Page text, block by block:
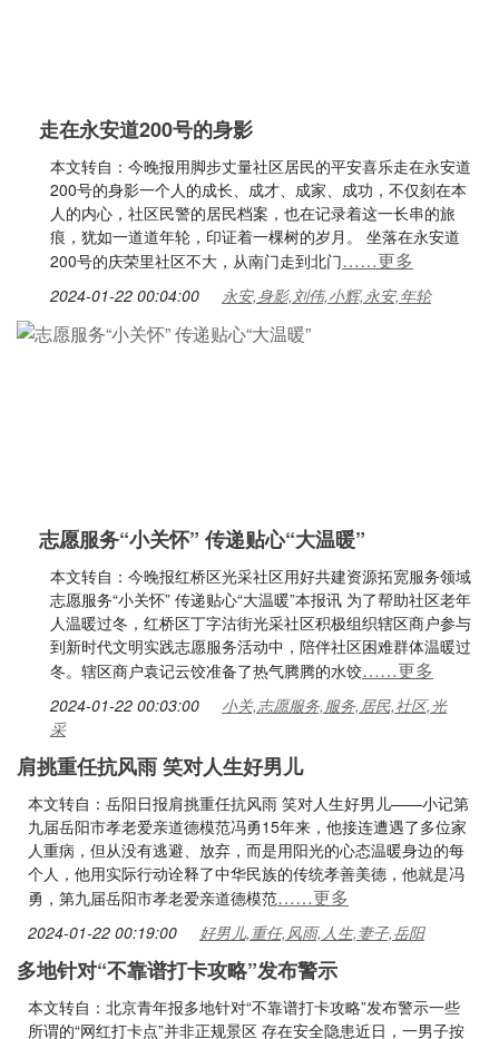
走在永安道200号的身影
本文转自：今晚报用脚步丈量社区居民的平安喜乐走在永安道
200号的身影一个人的成长、成才、成家、成功，不仅刻在本
人的内心，社区民警的居民档案，也在记录着这一长串的旅
痕，犹如一道道年轮，印证着一棵树的岁月。 坐落在永安道
200号的庆荣里社区不大，从南门走到北门……更多
2024-01-22 00:04:00 永安,身影,刘伟,小辉,永安,年轮
志愿服务“小关怀” 传递贴心“大温暖”
本文转自：今晚报红桥区光采社区用好共建资源拓宽服务领域
志愿服务“小关怀” 传递贴心“大温暖”本报讯 为了帮助社区老年
人温暖过冬，红桥区丁字沽街光采社区积极组织辖区商户参与
到新时代文明实践志愿服务活动中，陪伴社区困难群体温暖过
冬。辖区商户袁记云饺准备了热气腾腾的水饺……更多
2024-01-22 00:03:00
小关,志愿服务,服务,居民,社区,光
采
肩挑重任抗风雨 笑对人生好男儿
本文转自：岳阳日报肩挑重任抗风雨 笑对人生好男儿——小记第
九届岳阳市孝老爱亲道德模范冯勇15年来，他接连遭遇了多位家
人重病，但从没有逃避、放弃，而是用阳光的心态温暖身边的每
个人，他用实际行动诠释了中华民族的传统孝善美德，他就是冯
勇，第九届岳阳市孝老爱亲道德模范……更多
2024-01-22 00:19:00 好男儿,重任,风雨,人生,妻子,岳阳
多地针对“不靠谱打卡攻略”发布警示
本文转自：北京青年报多地针对“不靠谱打卡攻略”发布警示一些
所谓的“网红打卡点”并非正规景区 存在安全隐患近日，一男子按